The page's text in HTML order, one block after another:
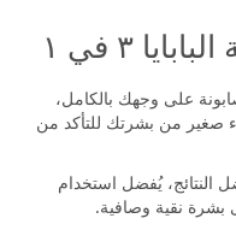
٣ في ١
على وجهك بالكامل،
صغير من بشرتك للتأكد من
يُفضل استخدام
نقية وصافية.